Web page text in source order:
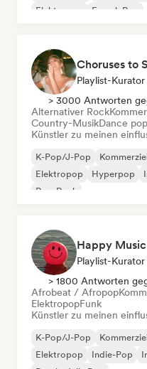
Elektropop
French Pop
Choruses to
Playlist-Kurator
> 3000 Antworten
Alternativer Rock
Country-MusikDance pop
Künstler zu meinen
K-Pop/J-Pop
Elektropop
Hyperpop
Pop-Rock
Happy Music
Playlist-Kurator
> 1800 Antworten
Afrobeat / Afropop
ElektropopFunk
Künstler zu meinen
K-Pop/J-Pop
Elektropop
Indie-Pop